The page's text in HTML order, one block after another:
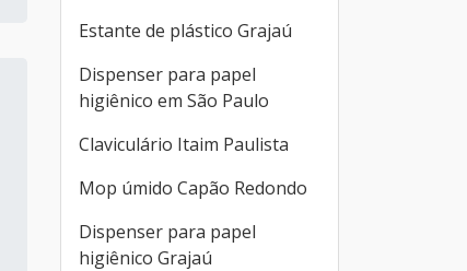
Estante de plástico Grajaú
Dispenser para papel
higiênico em São Paulo
Claviculário Itaim Paulista
Mop úmido Capão Redondo
Dispenser para papel
higiênico Grajaú